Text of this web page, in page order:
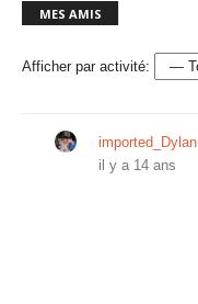
MES AMIS
Afficher par activité:
imported_Dylan
il y a 14 ans